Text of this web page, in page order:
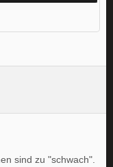
sind zu "schwach".